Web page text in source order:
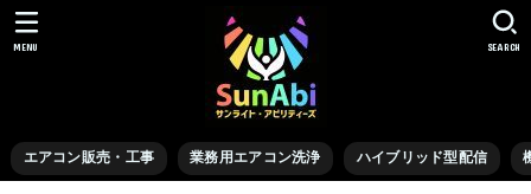
エアコン販売・工事 業務用エアコン洗浄 ハイブリッド型配信
SEARCH
MENU